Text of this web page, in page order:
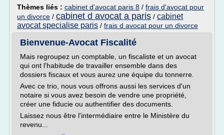
Thèmes liés : cabinet d'avocat paris 8 / frais d'avocat pour
un divorce / cabinet d avocat a paris / cabinet
avocat specialise paris / frais d avocat pour un divorce
Bienvenue-Avocat Fiscalité
Mais regroupez un comptable, un fiscaliste et un avocat
qui ont l'habitude de travailler ensemble dans des
dossiers fiscaux et vous aurez une équipe du tonnerre.
Avec ce trio, nous vous offrons aussi les services d'un
notaire si vous avez besoin de vendre une propriété,
créer une fiducie ou authentifier des documents.
Laissez nous être l'intermédiaire entre le Ministère du
revenu...